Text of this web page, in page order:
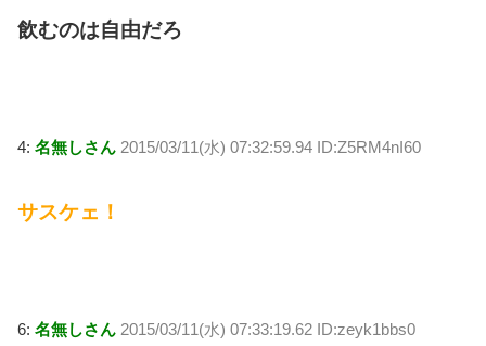
飲むのは自由だろ
4: 名無しさん 2015/03/11(水) 07:32:59.94 ID:Z5RM4nI60
サスケェ！
6: 名無しさん 2015/03/11(水) 07:33:19.62 ID:zeyk1bbs0